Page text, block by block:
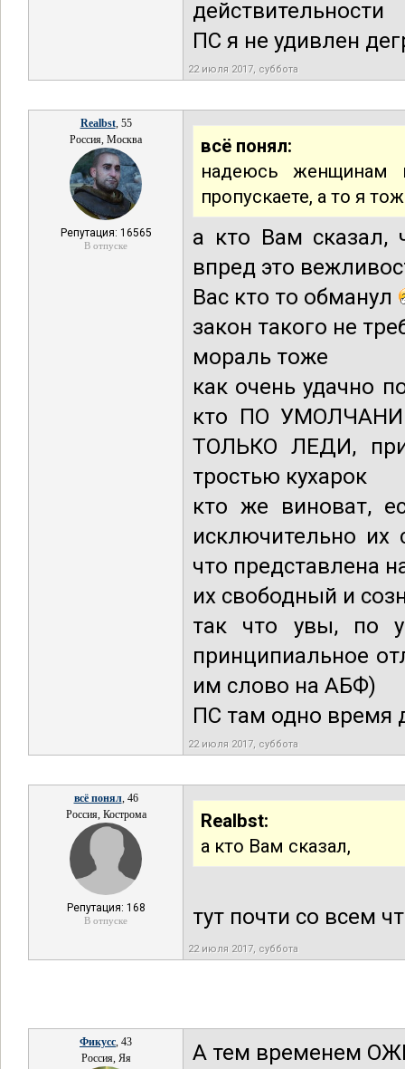
действительности
ПС я не удивлен
22 июля 2017, суббота
Realbst, 55
Россия, Москва
Репутация: 16565
В отпуске
всё понял:
надеюсь женщинам
пропускаете, а то я
а кто Вам сказал,
впред это
Вас кто то обманул
закон такого не
мораль тоже
как очень удачно
кто ПО
ТОЛЬКО ЛЕДИ, при
тростью кухарок
кто же виноват,
исключительно их
что представлена
их свободный и
так что увы, по
принципиальное
им слово на АБФ)
ПС там одно время
22 июля 2017, суббота
всё понял, 46
Россия, Кострома
Репутация: 168
В отпуске
Realbst:
а кто Вам сказал,
тут почти со всем
22 июля 2017, суббота
Фикусс, 43
Россия, Яя
А тем временем